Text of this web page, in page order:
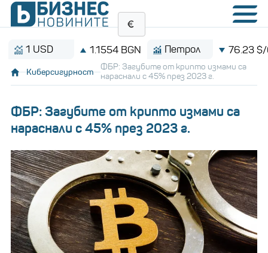
USD 1.1554 BGN Петрол 76.23 $/барел
Киберсигурност
ФБР: Загубите от крипто измами са
нараснали с 45% през 2023 г.
ФБР: Загубите от крипто измами са
нараснали с 45% през 2023 г.